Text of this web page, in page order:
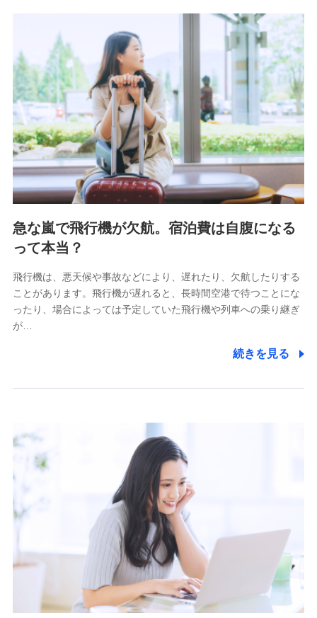
急な嵐で飛行機が欠航。宿泊費は自腹になる
って本当？
飛行機は、悪天候や事故などにより、遅れたり、欠航したりする
ことがあります。飛行機が遅れると、長時間空港で待つことにな
ったり、場合によっては予定していた飛行機や列車への乗り継ぎ
が…
続きを見る